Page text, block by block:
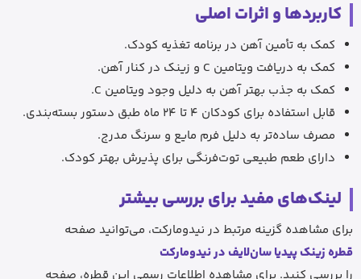
کاربردها و اثرات اصلی
کمک به تأمین آهن در برنامه تغذیه کودک.
کمک به دریافت ویتامین C و زینک در کنار آهن.
کمک به جذب بهتر آهن به دلیل وجود ویتامین C.
قابل استفاده برای کودکان 4 تا 24 ماه طبق دستور بسته‌بندی.
مصرف ساده‌تر به دلیل فرم مایع و سرنگ مدرج.
دارای طعم طبیعی توت‌فرنگی برای پذیرش بهتر کودک.
لینک‌های مفید برای بررسی بیشتر
برای مشاهده گزینه مرتبط در نیدومارکت، می‌توانید صفحه
قطره زینک پیدیا سان‌لایف در نیدومارکت
را بررسی کنید. برای مشاهده اطلاعات رسمی این قطره، صفحه